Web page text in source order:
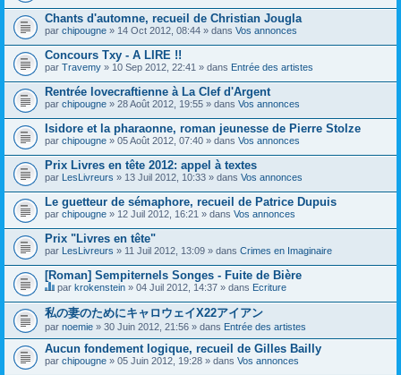
Chants d'automne, recueil de Christian Jougla
par chipougne » 14 Oct 2012, 08:44 » dans Vos annonces
Concours Txy - A LIRE !!
par Travemy » 10 Sep 2012, 22:41 » dans Entrée des artistes
Rentrée lovecraftienne à La Clef d'Argent
par chipougne » 28 Août 2012, 19:55 » dans Vos annonces
Isidore et la pharaonne, roman jeunesse de Pierre Stolze
par chipougne » 05 Août 2012, 07:40 » dans Vos annonces
Prix Livres en tête 2012: appel à textes
par LesLivreurs » 13 Juil 2012, 10:33 » dans Vos annonces
Le guetteur de sémaphore, recueil de Patrice Dupuis
par chipougne » 12 Juil 2012, 16:21 » dans Vos annonces
Prix "Livres en tête"
par LesLivreurs » 11 Juil 2012, 13:09 » dans Crimes en Imaginaire
[Roman] Sempiternels Songes - Fuite de Bière
C
e
s
u
j
e
t
par krokenstein » 04 Juil 2012, 14:37 » dans Ecriture
私の妻のためにキャロウェイX22アイアン
par noemie » 30 Juin 2012, 21:56 » dans Entrée des artistes
Aucun fondement logique, recueil de Gilles Bailly
par chipougne » 05 Juin 2012, 19:28 » dans Vos annonces